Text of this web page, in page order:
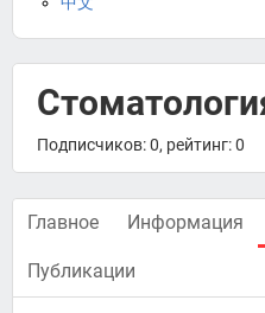
Подписчиков: 0, рейтинг: 0
Главное Информация
Публикации